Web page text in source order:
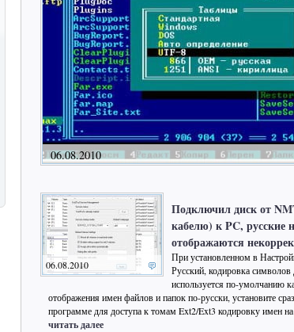
06.08.2010
06.08.2010
Подключил диск от
кабелю) к PC, русские
отображаются
При установленном в
Русский, кодировка
используется по-умолчанию
отображения имен файлов и папок по-русски, установите
программе для доступа к томам Ext2/Ext3 кодировку имен
читать далее